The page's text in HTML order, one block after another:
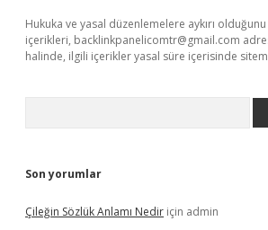
Hukuka ve yasal düzenlemelere aykırı
içerikleri, backlinkpanelicomtr@gmail.com
halinde, ilgili içerikler yasal süre içerisinde
Son yorumlar
Çileğin Sözlük Anlamı Nedir için admin